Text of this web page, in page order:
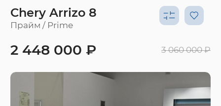
Chery Arrizo 8
Прайм / Prime
2 448 000 ₽ 3 060 000 ₽